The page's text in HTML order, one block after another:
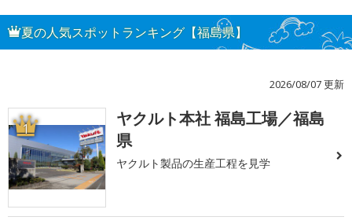
夏の人気スポットランキング【福島県】
2026/08/07 更新
1
ヤクルト本社 福島工場／福島
県
ヤクルト製品の生産工程を見学